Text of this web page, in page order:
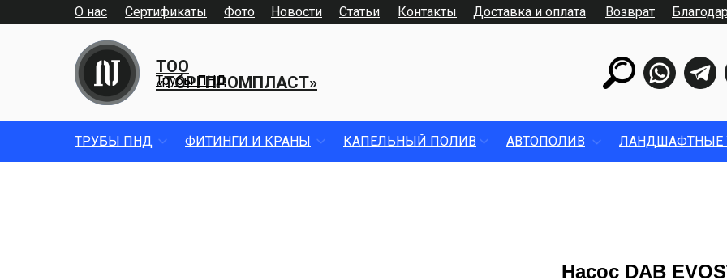
О нас Доставка и оплата
Контакты
Фото
Сертификаты Новости Статьи
ТОО
«ТОРГПРОМПЛАСТ»
Трубы ПНД
Возврат
ТРУБЫ ПНД ФИТИНГИ И КРАНЫ КАПЕЛЬНЫЙ ПОЛИВ АВТОПОЛИВ ЛАНДШАФТНЫЕ
Насос DAB